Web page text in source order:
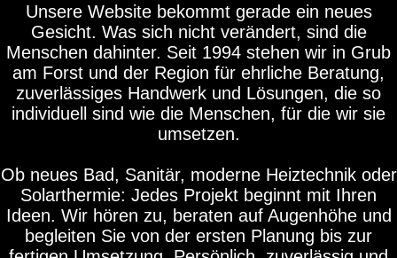
Unsere Website bekommt gerade ein neues
Gesicht. Was sich nicht verändert, sind die
Menschen dahinter. Seit 1994 stehen wir in Grub
am Forst und der Region für ehrliche Beratung,
zuverlässiges Handwerk und Lösungen, die so
individuell sind wie die Menschen, für die wir sie
umsetzen.
Ob neues Bad, Sanitär, moderne Heiztechnik oder
Solarthermie: Jedes Projekt beginnt mit Ihren
Ideen. Wir hören zu, beraten auf Augenhöhe und
begleiten Sie von der ersten Planung bis zur